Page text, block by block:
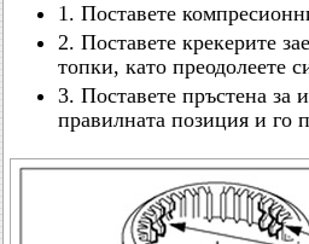
1. Поставете
2. Поставете крекерите
топки, като преодолеете
3. Поставете пръстена за
правилната позиция и го